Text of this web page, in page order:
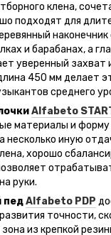
клена,
подходят для
и барабанах, а
уверенный захват
450 мм делает
среднего
Alfabeto
материалы и форму
несколько иную
хорошо
руки.
педAlfabeto PDP
точности,
из крепкой